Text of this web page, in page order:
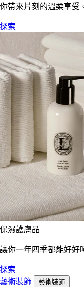
你帶來片刻的溫柔享受
探索
保濕護膚品
讓你一年四季都能好好
探索
藝術裝飾
藝術裝飾